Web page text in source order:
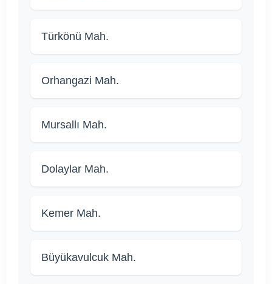
Türkönü Mah.
Orhangazi Mah.
Mursallı Mah.
Dolaylar Mah.
Kemer Mah.
Büyükavulcuk Mah.